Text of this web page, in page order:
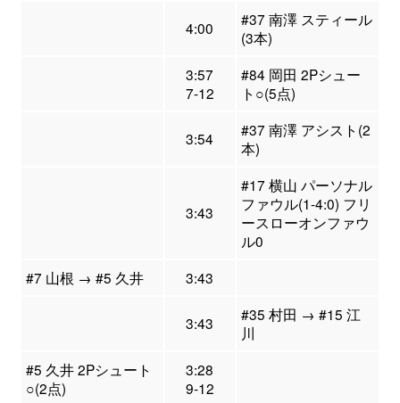
4:00
#37 南澤 スティール
(3本)
3:57
7-12
#84 岡田 2Pシュー
ト○(5点)
3:54
#37 南澤 アシスト(2
本)
3:43
#17 横山 パーソナル
ファウル(1-4:0) フリ
ースローオンファウ
ル0
#7 山根 → #5 久井
3:43
3:43
#35 村田 → #15 江
川
#5 久井 2Pシュート
○(2点)
3:28
9-12